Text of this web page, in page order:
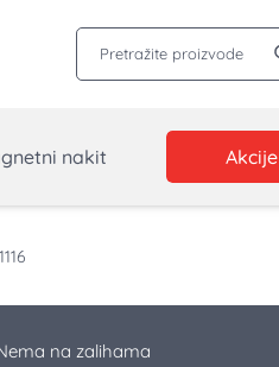
Pretražite proizvode
nakit Akcije
na zalihama